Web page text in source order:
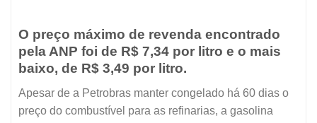
O preço máximo de revenda encontrado
pela ANP foi de R$ 7,34 por litro e o mais
baixo, de R$ 3,49 por litro.
Apesar de a Petrobras manter congelado há 60 dias o
preço do combustível para as refinarias, a gasolina